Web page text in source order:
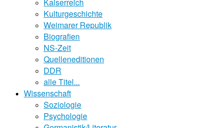
Kulturgeschichte
Weimarer Republik
Biografien
NS-Zeit
Quelleneditionen
DDR
alle Titel...
Wissenschaft
Soziologie
Psychologie